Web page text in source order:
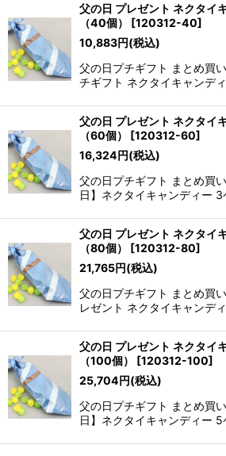
父の日 プレゼント ネクタイ
（40個）
[120312-40]
10,883円(税込)
父の日プチギフト まとめ買
チギフト ネクタイキャンデ
父の日 プレゼント ネクタイ
（60個）
[120312-60]
16,324円(税込)
父の日プチギフト まとめ買
日】ネクタイキャンディー 3
父の日 プレゼント ネクタイ
（80個）
[120312-80]
21,765円(税込)
父の日プチギフト まとめ買
レゼント ネクタイキャンデ
父の日 プレゼント ネクタイ
（100個）
[120312-100]
25,704円(税込)
父の日プチギフト まとめ買
日】ネクタイキャンディー 5